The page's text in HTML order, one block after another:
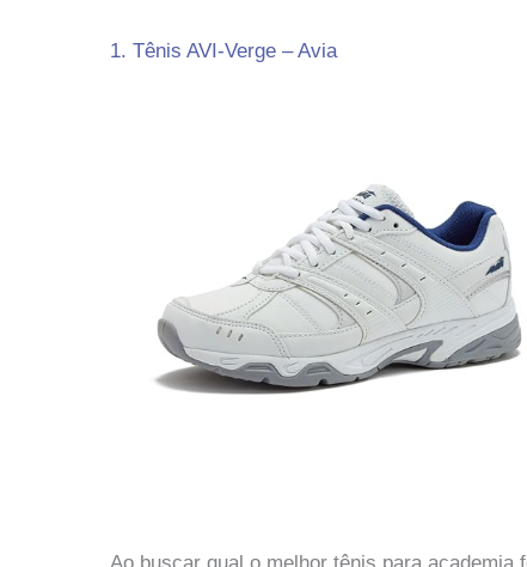
1. Tênis AVI-Verge – Avia
Ao buscar qual o melhor tênis para